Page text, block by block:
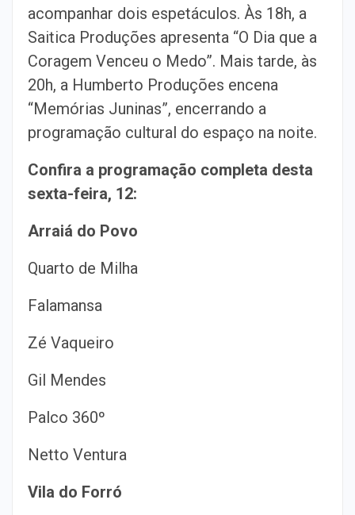
acompanhar dois espetáculos. Às 18h, a
Saitica Produções apresenta “O Dia que a
Coragem Venceu o Medo”. Mais tarde, às
20h, a Humberto Produções encena
“Memórias Juninas”, encerrando a
programação cultural do espaço na noite.
Confira a programação completa desta
sexta-feira, 12:
Arraiá do Povo
Quarto de Milha
Falamansa
Zé Vaqueiro
Gil Mendes
Palco 360º
Netto Ventura
Vila do Forró